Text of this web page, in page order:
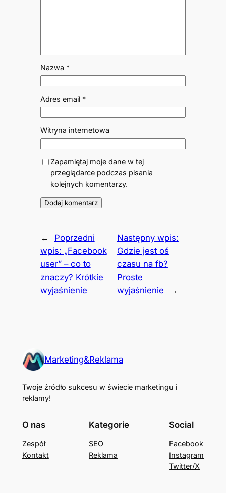
Nazwa *
Adres email *
Witryna internetowa
Zapamiętaj moje dane w tej
przeglądarce podczas pisania
kolejnych komentarzy.
←
Poprzedni
wpis: „Facebook
user” – co to
znaczy? Krótkie
wyjaśnienie
Następny wpis:
Gdzie jest oś
czasu na fb?
Proste
wyjaśnienie
→
Marketing&Reklama
Twoje źródło sukcesu w świecie marketingu i
reklamy!
O nas
Zespół
Kontakt
Kategorie
SEO
Reklama
Social
Facebook
Instagram
Twitter/X